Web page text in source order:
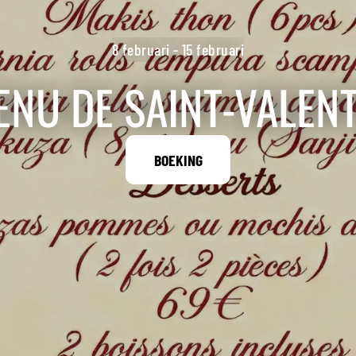
8 februari - 15 februari
DE SAINT-
BOEKING